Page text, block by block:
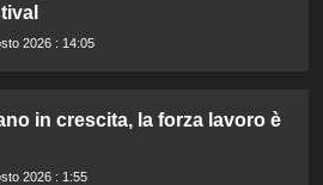
2026 : 14:05
in crescita, la forza lavoro è
2026 : 1:55